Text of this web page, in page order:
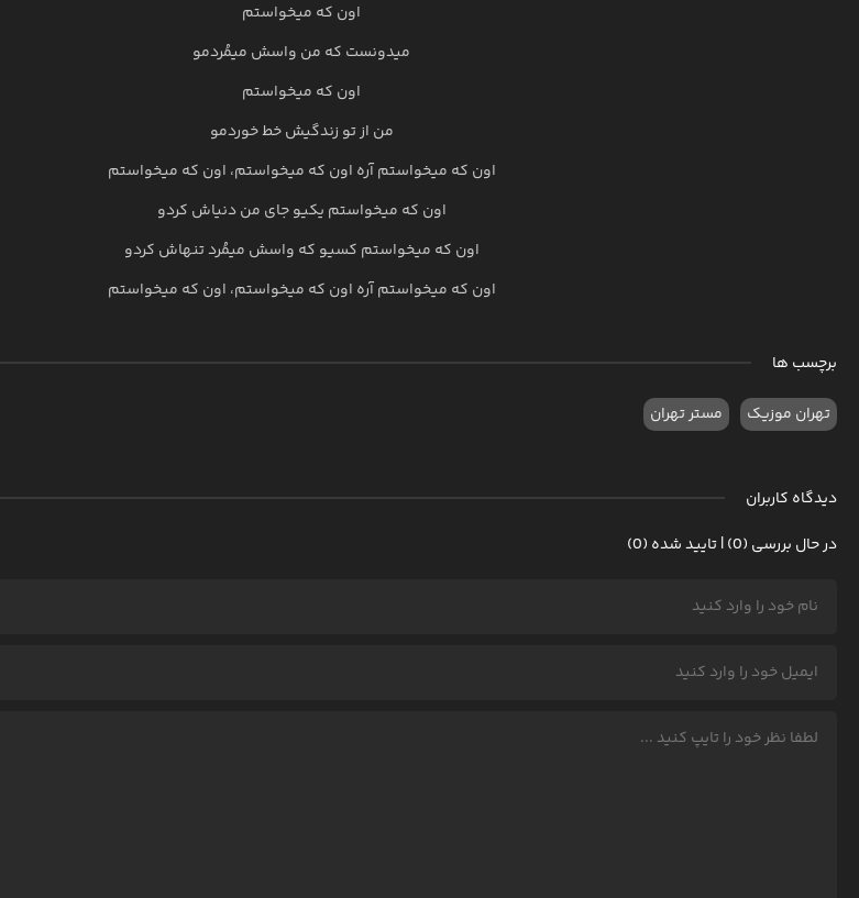
اون که میخواستم
میدونست که من واسش میمُردمو
اون که میخواستم
من از تو زندگیش خط خوردمو
اون که میخواستم آره اون که میخواستم، اون که میخواستم
اون که میخواستم یکیو جای من دنیاش کردو
اون که میخواستم کسیو که واسش میمُرد تنهاش کردو
اون که میخواستم آره اون که میخواستم، اون که میخواستم
برچسب ها
تهران موزیک مستر تهران
دیدگاه کاربران
در حال بررسی (0) | تایید شده (0)